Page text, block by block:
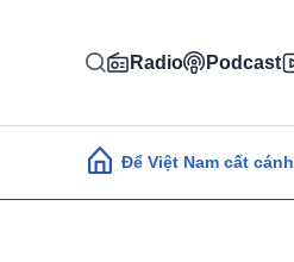
Radio Podcast
Main navigation
Để Việt Nam cất cánh